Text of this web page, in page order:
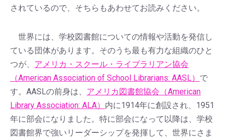
されているので、そちらもあわせてお読みください。
世界には、学校図書館についての情報や活動を発信し
ている団体があります。そのうち最も有力な組織のひと
つが、 アメリカ・スクール・ライブラリアン協会
（American Association of School Librarians: AASL） で
す。AASLの前身は、 アメリカ図書館協会（American
Library Association: ALA） 内に1914年に創設され、1951
年に部会になりました。特に部会になって以降は、学校
図書館界で強いリーダーシップを発揮して、世界にさま